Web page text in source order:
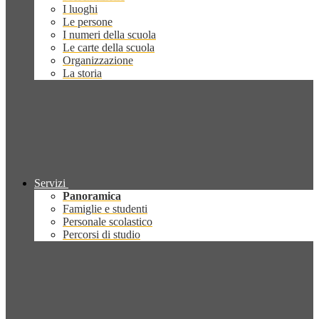
I luoghi
Le persone
I numeri della scuola
Le carte della scuola
Organizzazione
La storia
Servizi
Panoramica
Famiglie e studenti
Personale scolastico
Percorsi di studio